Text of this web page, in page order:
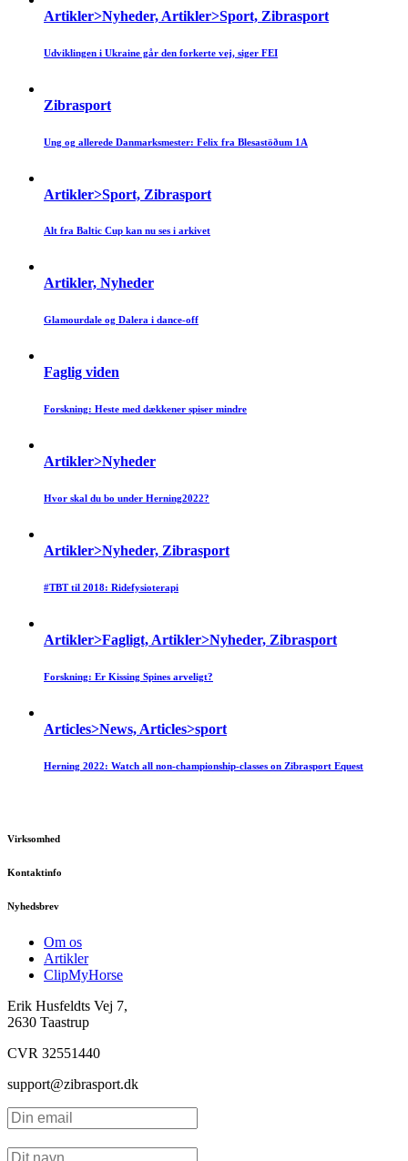
Artikler>Nyheder, Artikler>Sport, Zibrasport
Udviklingen i Ukraine går den forkerte vej, siger FEI
Zibrasport
Ung og allerede Danmarksmester: Felix fra Blesastöðum 1A
Artikler>Sport, Zibrasport
Alt fra Baltic Cup kan nu ses i arkivet
Artikler, Nyheder
Glamourdale og Dalera i dance-off
Faglig viden
Forskning: Heste med dækkener spiser mindre
Artikler>Nyheder
Hvor skal du bo under Herning2022?
Artikler>Nyheder, Zibrasport
#TBT til 2018: Ridefysioterapi
Artikler>Fagligt, Artikler>Nyheder, Zibrasport
Forskning: Er Kissing Spines arveligt?
Articles>News, Articles>sport
Herning 2022: Watch all non-championship-classes on Zibrasport Equest
Virksomhed
Kontaktinfo
Nyhedsbrev
Om os
Artikler
ClipMyHorse
Erik Husfeldts Vej 7,
2630 Taastrup
CVR 32551440
support@zibrasport.dk